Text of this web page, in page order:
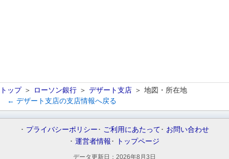
トップ ローソン銀行 デザート支店
地図・所在地
← デザート支店の支店情報へ戻る
プライバシーポリシー ご利用にあたって
お問い合わせ
運営者情報
トップページ
データ更新日： 2026年8月3日